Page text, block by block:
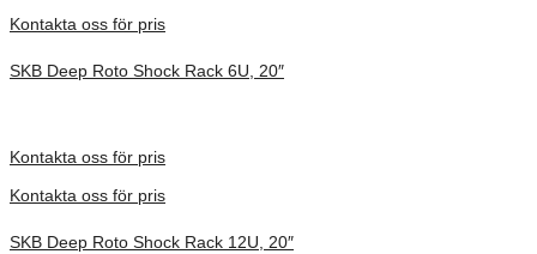
Kontakta oss för pris
SKB Deep Roto Shock Rack 6U, 20″
Kontakta oss för pris
Kontakta oss för pris
SKB Deep Roto Shock Rack 12U, 20″